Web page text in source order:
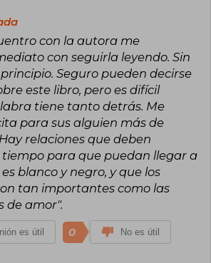
sus obras más destacadas se encuentran
escribe con H y otras maneras de
que te quiero (2018), April, Adam y la
de los planetas (2019), la bilogía
de Daniela (Fuimos un invierno y Fuiste
2020), Te espero en el fin del mundo
El faro de los amores dormidos (2022) y El
las cosas invisibles (2023).
con la autora me
con seguirla leyendo. Sin
Seguro pueden decirse
este libro, pero es difícil
tiene tanto detrás. Me
para sus alguien más de
relaciones que deben
tiempo para que puedan llegar a
blanco y negro, y que los
tan importantes como las
de amor".
es útil 0 No es útil